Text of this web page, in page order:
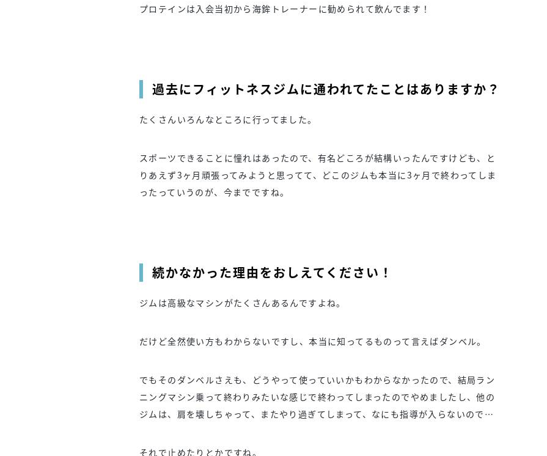
プロテインは入会当初から海鉾トレーナーに勧められて飲んでます！
過去にフィットネスジムに通われてたことはありますか？
たくさんいろんなところに行ってました。
スポーツできることに憧れはあったので、有名どころが結構いったんですけども、と
りあえず3ヶ月頑張ってみようと思ってて、どこのジムも本当に3ヶ月で終わってしま
ったっていうのが、今までですね。
続かなかった理由をおしえてください！
ジムは高級なマシンがたくさんあるんですよね。
だけど全然使い方もわからないですし、本当に知ってるものって言えばダンベル。
でもそのダンベルさえも、どうやって使っていいかもわからなかったので、結局ラン
ニングマシン乗って終わりみたいな感じで終わってしまったのでやめましたし、他の
ジムは、肩を壊しちゃって、またやり過ぎてしまって、なにも指導が入らないので…
それで止めたりとかですね。